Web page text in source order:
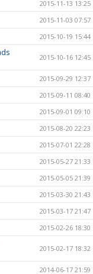
2015-11-13 13:25
2015-11-03 07:57
2015-10-19 15:44
2015-10-16 12:45
2015-09-29 12:37
2015-09-11 08:40
2015-09-01 09:10
2015-08-20 22:23
2015-07-01 22:28
2015-05-27 21:33
2015-05-05 21:39
2015-03-30 21:43
2015-03-17 21:47
2015-02-26 18:30
2015-02-17 18:32
2014-06-17 21:59